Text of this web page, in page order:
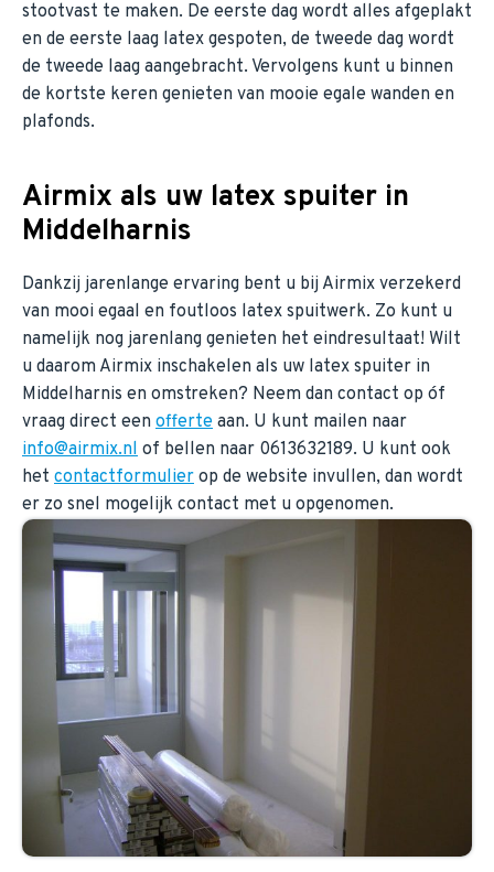
stootvast te maken. De eerste dag wordt alles afgeplakt
en de eerste laag latex gespoten, de tweede dag wordt
de tweede laag aangebracht. Vervolgens kunt u binnen
de kortste keren genieten van mooie egale wanden en
plafonds.
Airmix als uw latex spuiter in
Middelharnis
Dankzij jarenlange ervaring bent u bij Airmix verzekerd
van mooi egaal en foutloos latex spuitwerk. Zo kunt u
namelijk nog jarenlang genieten het eindresultaat! Wilt
u daarom Airmix inschakelen als uw latex spuiter in
Middelharnis en omstreken? Neem dan contact op óf
vraag direct een offerte aan. U kunt mailen naar
info@airmix.nl of bellen naar 0613632189. U kunt ook
het contactformulier op de website invullen, dan wordt
er zo snel mogelijk contact met u opgenomen.